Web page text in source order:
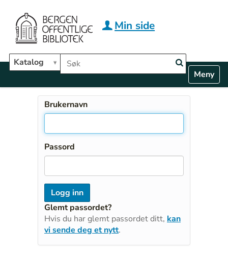
Hopp til hovedinnhold
Søk i biblioteket
Katalog
Min side
v
Toggle
Brukernavn
Passord
Glemt passordet?
Hvis du har glemt passordet ditt, kan
vi sende deg et nytt.